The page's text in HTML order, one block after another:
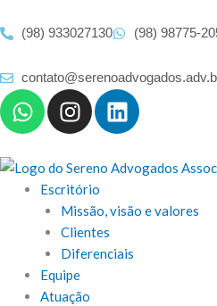
para
conteúdo
(98) 933027130 (98) 98775-
W
h
t
s
I
n
t
a
g
r
a
m
L
i
k
d
n
Escritório
Missão, visão e valores
Clientes
Diferenciais
Equipe
Atuação